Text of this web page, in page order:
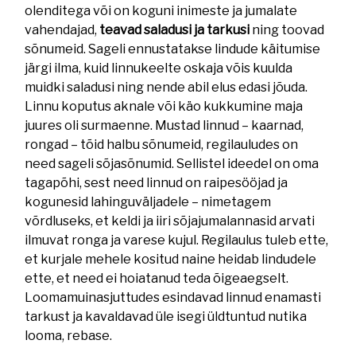
olenditega või on koguni inimeste ja jumalate
vahendajad, teavad saladusi ja tarkusi ning toovad
sõnumeid. Sageli ennustatakse lindude käitumise
järgi ilma, kuid linnukeelte oskaja võis kuulda
muidki saladusi ning nende abil elus edasi jõuda.
Linnu koputus aknale või käo kukkumine maja
juures oli surmaenne. Mustad linnud – kaarnad,
rongad – tõid halbu sõnumeid, regilauludes on
need sageli sõjasõnumid. Sellistel ideedel on oma
tagapõhi, sest need linnud on raipesööjad ja
kogunesid lahinguväljadele – nimetagem
võrdluseks, et keldi ja iiri sõjajumalannasid arvati
ilmuvat ronga ja varese kujul. Regilaulus tuleb ette,
et kurjale mehele kositud naine heidab lindudele
ette, et need ei hoiatanud teda õigeaegselt.
Loomamuinasjuttudes esindavad linnud enamasti
tarkust ja kavaldavad üle isegi üldtuntud nutika
looma, rebase.